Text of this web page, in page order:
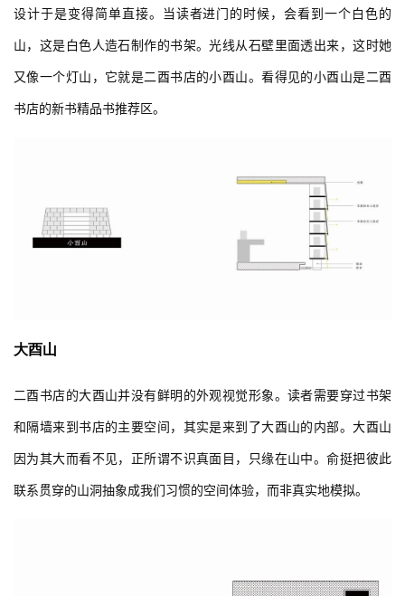
设计于是变得简单直接。当读者进门的时候，会看到一个白色的
山，这是白色人造石制作的书架。光线从石壁里面透出来，这时她
又像一个灯山，它就是二酉书店的小酉山。看得见的小酉山是二酉
书店的新书精品书推荐区。
大酉山
二酉书店的大酉山并没有鲜明的外观视觉形象。读者需要穿过书架
和隔墙来到书店的主要空间，其实是来到了大酉山的内部。大酉山
因为其大而看不见，正所谓不识真面目，只缘在山中。俞挺把彼此
联系贯穿的山洞抽象成我们习惯的空间体验，而非真实地模拟。